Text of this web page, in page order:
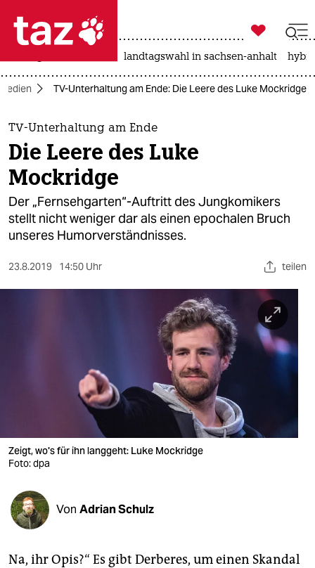
 taz zahl ich
taz zahl ich
themen
politik
öko
gesellschaft
sport
verlag
veranstaltungen
shop
fragen & hilfe
unterstützen

taz zahl ich
landtagswahl in sachsen-anhalt
TV-Unterhaltung am Ende: Die Leere des Luke Mockridge
TV-Unterhaltung am Ende
Die Leere des Luke
Mockridge
Der „Fernsehgarten“-Auftritt des Jungkomikers
stellt nicht weniger dar als einen epochalen Bruch
unseres Humor­verständnisses.
23.8.2019 14:50 Uhr teilen
Zeigt, wo's für ihn langgeht: Luke Mockridge
Foto: dpa
Von Adrian Schulz
Na, ihr Opis?“ Es gibt Derberes, um einen Skandal